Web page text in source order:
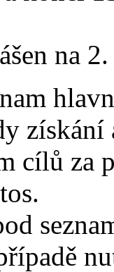
na
získání
cílů za